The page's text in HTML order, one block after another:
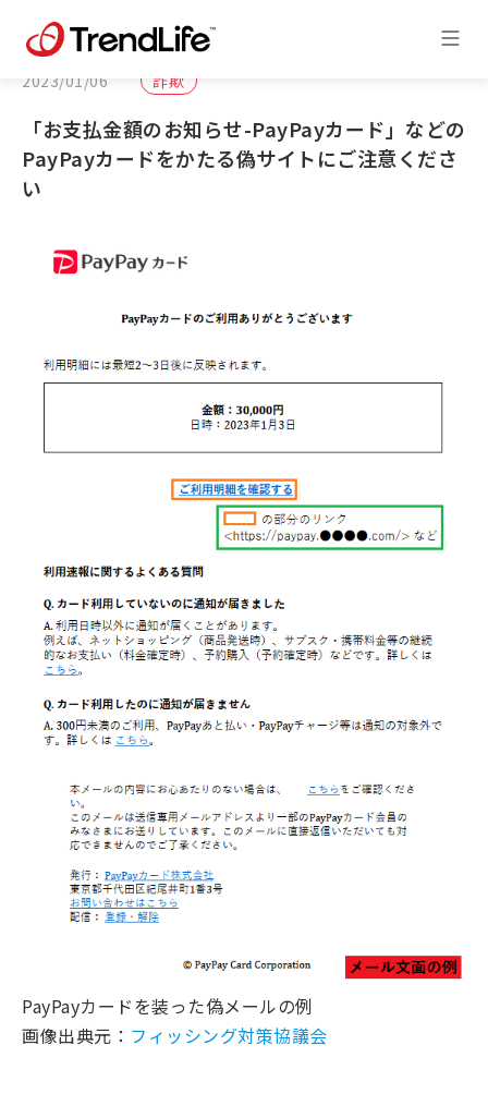
2023/01/06 詐欺
「お支払金額のお知らせ-PayPayカード」などの
PayPayカードをかたる偽サイトにご注意くださ
い
PayPayカードを装った偽メールの例
画像出典元： フィッシング対策協議会